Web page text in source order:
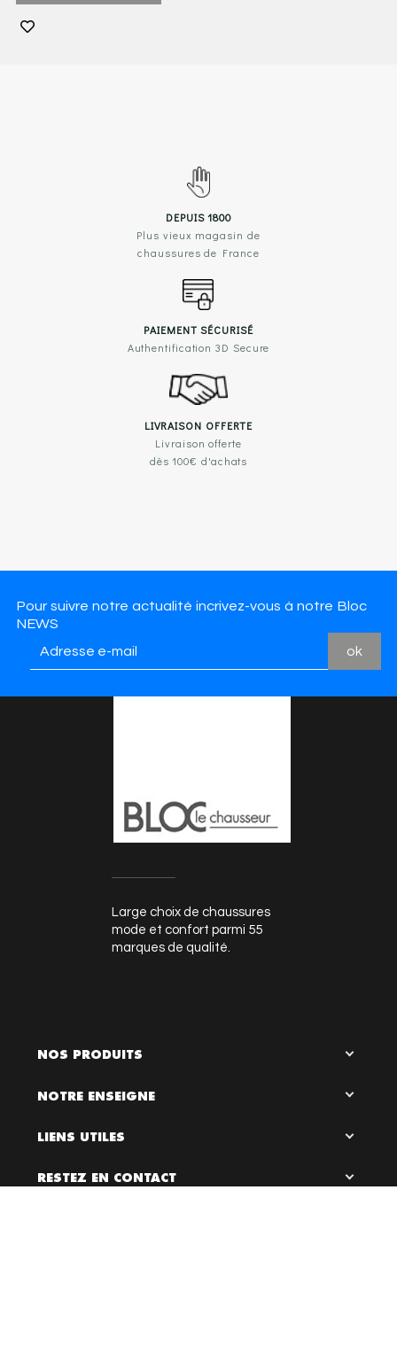
DEPUIS 1800
Plus vieux magasin de
chaussures de France
PAIEMENT SÉCURISÉ
Authentification 3D Secure
LIVRAISON OFFERTE
Livraison offerte
dès 100€ d'achats
Pour suivre notre actualité incrivez-vous à notre Bloc
NEWS
Large choix de chaussures
mode et confort parmi 55
marques de qualité.
NOS PRODUITS
NOTRE ENSEIGNE
LIENS UTILES
RESTEZ EN CONTACT